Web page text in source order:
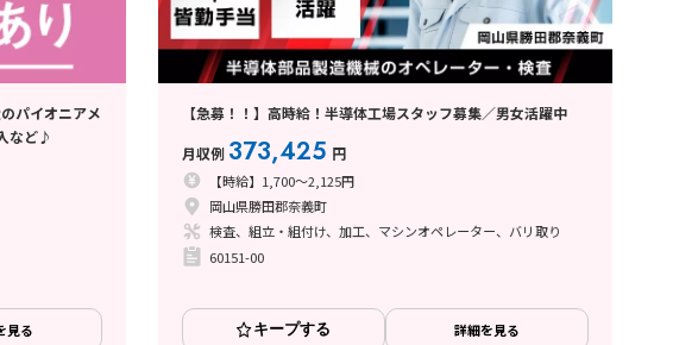
パイオニアメ
など♪
見る
【急募！！】高時給！半導体工場スタッフ募集／男女活躍中
月収例 373,425 円
【時給】1,700～2,125円
岡山県勝田郡奈義町
検査、組立・組付け、加工、マシンオペレーター、バリ取り
60151-00
キープする 詳細を見る